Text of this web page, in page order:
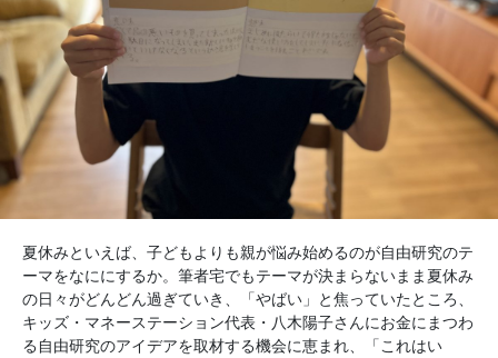
夏休みといえば、子どもよりも親が悩み始めるのが自由研究のテ
ーマをなににするか。筆者宅でもテーマが決まらないまま夏休み
の日々がどんどん過ぎていき、「やばい」と焦っていたところ、
キッズ・マネーステーション代表・八木陽子さんにお金にまつわ
る自由研究のアイデアを取材する機会に恵まれ、「これはい